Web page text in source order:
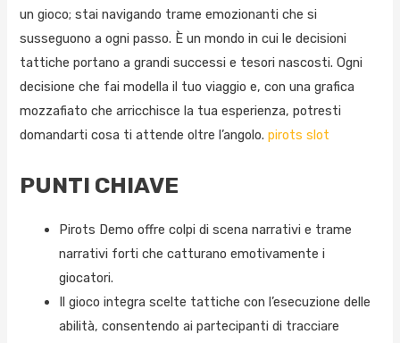
un gioco; stai navigando trame emozionanti che si
susseguono a ogni passo. È un mondo in cui le decisioni
tattiche portano a grandi successi e tesori nascosti. Ogni
decisione che fai modella il tuo viaggio e, con una grafica
mozzafiato che arricchisce la tua esperienza, potresti
domandarti cosa ti attende oltre l’angolo.pirots slot
PUNTI CHIAVE
Pirots Demo offre colpi di scena narrativi e trame
narrativi forti che catturano emotivamente i
giocatori.
Il gioco integra scelte tattiche con l’esecuzione delle
abilità, consentendo ai partecipanti di tracciare